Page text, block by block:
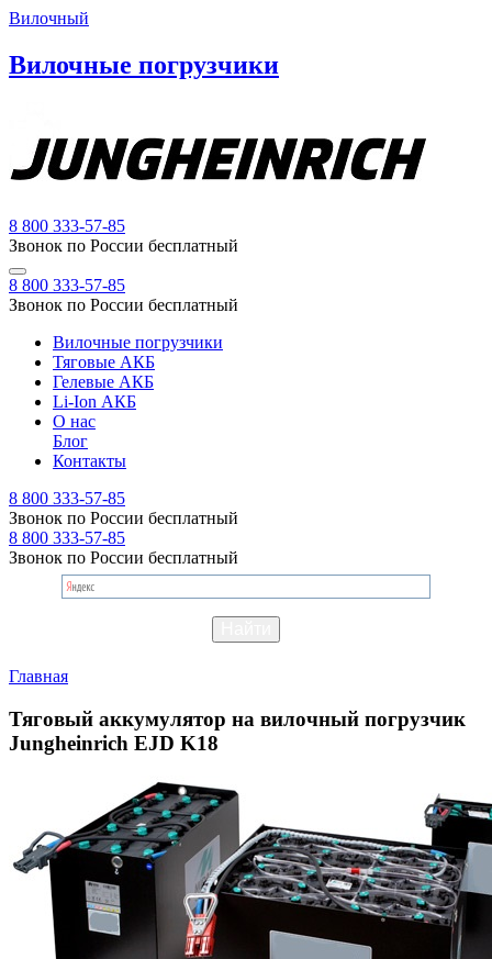
Вилочный
Вилочные погрузчики
8 800 333-57-85
Звонок по России бесплатный
8 800 333-57-85
Звонок по России бесплатный
Вилочные погрузчики
Тяговые АКБ
Гелевые АКБ
Li-Ion АКБ
О нас
Блог
Контакты
8 800 333-57-85
Звонок по России бесплатный
8 800 333-57-85
Звонок по России бесплатный
Главная
Тяговый аккумулятор на вилочный погрузчик
Jungheinrich EJD K18